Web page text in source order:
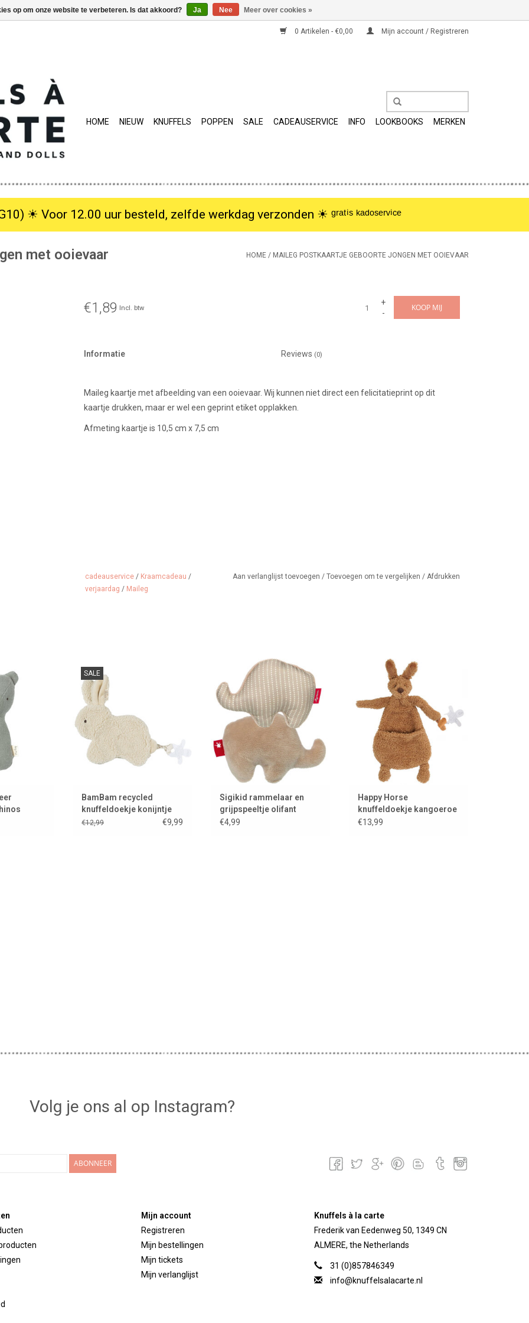
0 Artikelen - €0,00 Mijn account / Registreren
HOME NIEUW KNUFFELS POPPEN SALE CADEAUSERVICE INFO LOOKBOOKS MERKEN
☀︎ Voor 12.00 uur besteld, zelfde werkdag verzonden ☀︎ ᵍʳᵃᵗⁱˢ ᵏᵃᵈᵒˢᵉʳᵛⁱᶜᵉ
met ooievaar HOME / MAILEG POSTKAARTJE GEBOORTE JONGEN MET OOIEVAAR
€1,89 Incl. btw
+
-
KOOP MIJ
Informatie Reviews (0)
Maileg kaartje met afbeelding van een ooievaar. Wij kunnen niet direct een felicitatieprint op dit
kaartje drukken, maar er wel een geprint etiket opplakken.
Afmeting kaartje is 10,5 cm x 7,5 cm
cadeauservice / Kraamcadeau /
verjaardag / Maileg
Aan verlanglijst toevoegen / Toevoegen om te vergelijken / Afdrukken
SALEmooie Nederlandse merk
TOEVOEGEN AAN WINKELWAGEN
BamBam recycled
knuffeldoekje konijntje
met speenbevestiging
€12,99 €9,99
Olifantenrammelaar voor baby
TOEVOEGEN AAN WINKELWAGEN
Sigikid rammelaar en
grijpspeeltje olifant
€4,99
Knuffeldoekje met speenhouder
tegelijk
TOEVOEGEN AAN WINKELWAGEN
Happy Horse
knuffeldoekje kangoeroe
Kick met speenhouder
€13,99
Volg je ons al op Instagram?
ABONNEER
Mijn account
Registreren
Mijn bestellingen
Mijn tickets
Mijn verlanglijst
Knuffels à la carte
Frederik van Eedenweg 50, 1349 CN
ALMERE, the Netherlands
31 (0)857846349
info@knuffelsalacarte.nl
op om onze website te verbeteren. Is dat akkoord? Ja Nee Meer over cookies »